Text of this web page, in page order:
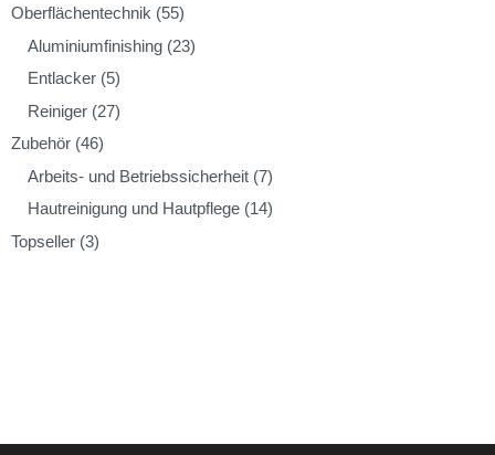
Oberflächentechnik (55)
Aluminiumfinishing (23)
Entlacker (5)
Reiniger (27)
Zubehör (46)
Arbeits- und Betriebssicherheit (7)
Hautreinigung und Hautpflege (14)
Topseller (3)